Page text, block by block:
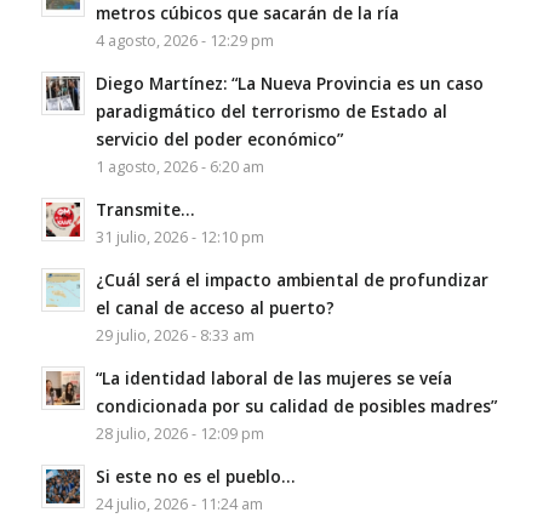
metros cúbicos que sacarán de la ría
4 agosto, 2026 - 12:29 pm
Diego Martínez: “La Nueva Provincia es un caso
paradigmático del terrorismo de Estado al
servicio del poder económico”
1 agosto, 2026 - 6:20 am
Transmite…
31 julio, 2026 - 12:10 pm
¿Cuál será el impacto ambiental de profundizar
el canal de acceso al puerto?
29 julio, 2026 - 8:33 am
“La identidad laboral de las mujeres se veía
condicionada por su calidad de posibles madres”
28 julio, 2026 - 12:09 pm
Si este no es el pueblo…
24 julio, 2026 - 11:24 am